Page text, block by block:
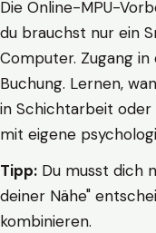
Die Online-MPU-
du brauchst nur ein
Computer. Zugang
Buchung. Lernen,
in Schichtarbeit oder
mit eigene
Tipp: Du musst dich
deiner Nähe"
kombinieren.